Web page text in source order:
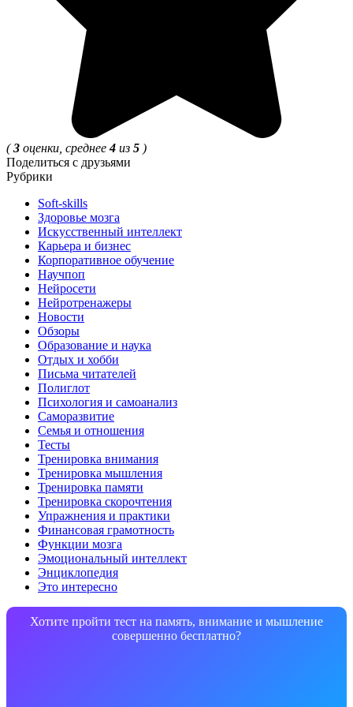
(3 оценки, среднее4 из 5 )
Поделиться с друзьями
Рубрики
Soft-skills
Здоровье мозга
Искусственный интеллект
Карьера и бизнес
Корпоративное обучение
Научпоп
Нейросети
Нейротренажеры
Новости
Обзоры
Образование и наука
Отдых и хобби
Письма читателей
Полиглот
Психология и самоанализ
Саморазвитие
Семья и отношения
Тесты
Тренировка внимания
Тренировка мышления
Тренировка памяти
Тренировка скорочтения
Упражнения и практики
Финансовая грамотность
Функции мозга
Эмоциональный интеллект
Энциклопедия
Это интересно
Хотите пройти тест на память, внимание и мышление
совершенно бесплатно?